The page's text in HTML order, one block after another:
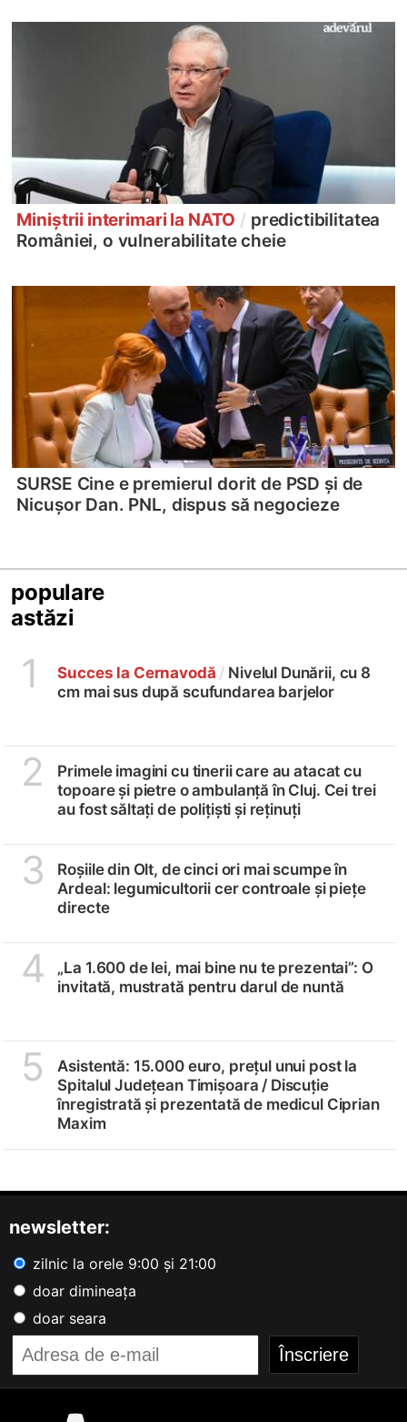
Miniștrii interimari la NATO / predictibilitatea
României, o vulnerabilitate cheie
SURSE Cine e premierul dorit de PSD și de
Nicușor Dan. PNL, dispus să negocieze
populare
astăzi
1 Succes la Cernavodă / Nivelul Dunării, cu 8
cm mai sus după scufundarea barjelor
2
Primele imagini cu tinerii care au atacat cu
topoare și pietre o ambulanță în Cluj. Cei trei
au fost săltați de polițiști și reținuți
3
Roșiile din Olt, de cinci ori mai scumpe în
Ardeal: legumicultorii cer controale și piețe
directe
4
„La 1.600 de lei, mai bine nu te prezentai”: O
invitată, mustrată pentru darul de nuntă
5
Asistentă: 15.000 euro, prețul unui post la
Spitalul Județean Timișoara / Discuție
înregistrată și prezentată de medicul Ciprian
Maxim
newsletter:
zilnic la orele 9:00 și 21:00
doar dimineața
doar seara